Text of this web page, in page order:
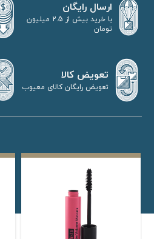
ارسال رایگان
با خرید بیش از 2.5 میلیون
تومان
تعویض کالا
تعویض رایگان کالای معیوب